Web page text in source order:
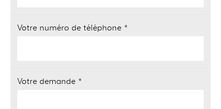
Votre numéro de téléphone *
Votre demande *